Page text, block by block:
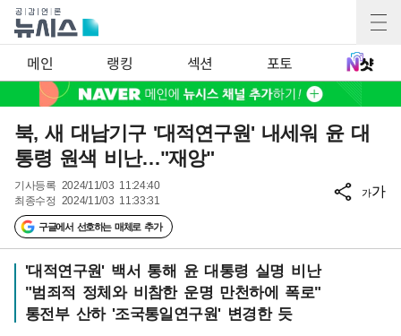
메인 랭킹 섹션 포토
북, 새 대남기구 '대적연구원' 내세워 윤 대
통령 원색 비난…"재앙"
기사등록 2024/11/03 11:24:40
최종수정 2024/11/03 11:33:31
구글에서 선호하는 매체로 추가
가가
'대적연구원' 백서 통해 윤 대통령 실명 비난
"범죄적 정체와 비참한 운명 만천하에 폭로"
통전부 산하 '조국통일연구원' 변경한 듯